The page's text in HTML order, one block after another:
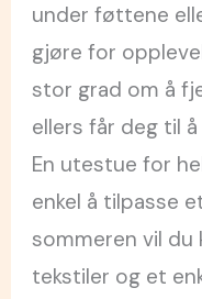
under føttene
gjøre for
stor grad om å
ellers får deg til
En utestue for
enkel å tilpasse
sommeren vil du
tekstiler og et